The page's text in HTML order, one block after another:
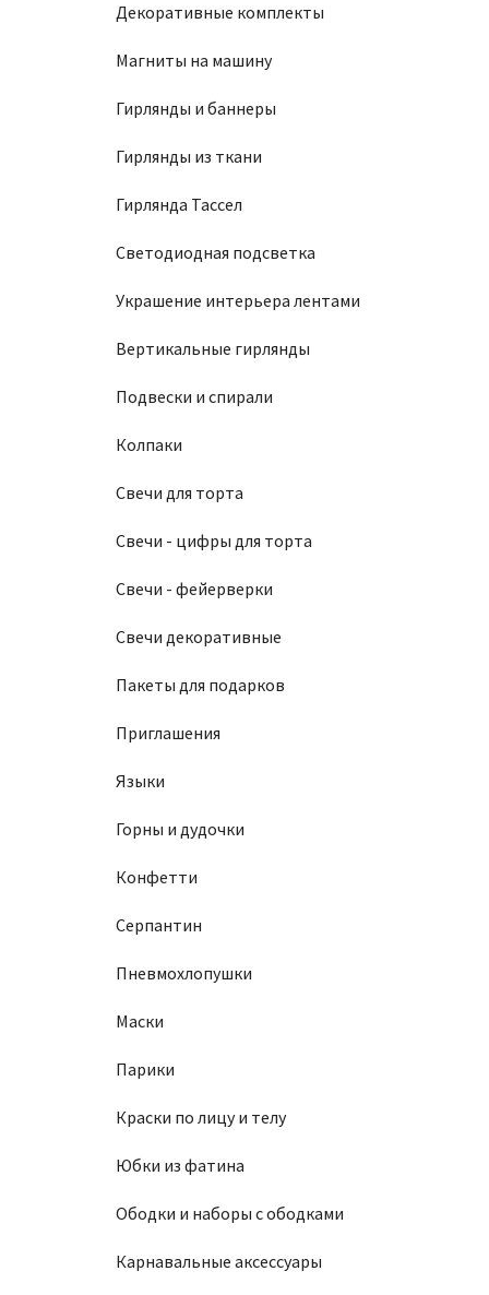
Декоративные комплекты
Магниты на машину
Гирлянды и баннеры
Гирлянды из ткани
Гирлянда Тассел
Светодиодная подсветка
Украшение интерьера лентами
Вертикальные гирлянды
Подвески и спирали
Колпаки
Свечи для торта
Свечи - цифры для торта
Свечи - фейерверки
Свечи декоративные
Пакеты для подарков
Приглашения
Языки
Горны и дудочки
Конфетти
Серпантин
Пневмохлопушки
Маски
Парики
Краски по лицу и телу
Юбки из фатина
Ободки и наборы с ободками
Карнавальные аксессуары